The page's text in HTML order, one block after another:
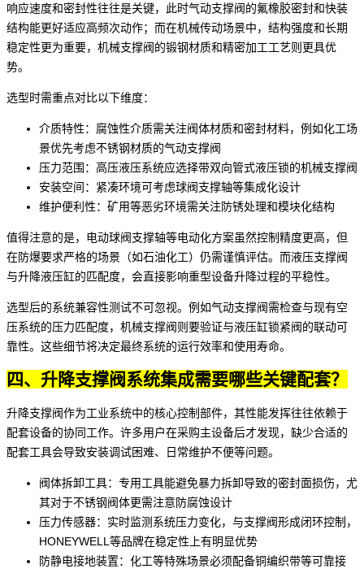
响应速度和密封性往往是关键，此时气动支撑阀的氟橡胶密封和快装
结构能更好适应高频次动作；而在机械传动场景中，结构强度和长期
稳定性更为重要， 机械支撑阀的锻钢材质和精密加工工艺则更具优
势。
选型时需重点对比以下维度：
介质特性：腐蚀性介质需关注阀体材质和密封材料，例如化工场
景优先考虑不锈钢材质的气动支撑阀
压力范围：高压液压系统应选择带双向管式液压锁的机械支撑阀
安装空间：紧凑环境可考虑球阀支撑轴等集成化设计
维护便利性：矿用等恶劣环境需关注防锈处理和模块化结构
值得注意的是， 电动球阀支撑轴等电动化方案虽然控制精度更高，但
在防爆要求严格的场景（如石油化工）仍需谨慎评估。而液压支撑阀
与升降液压缸的匹配度，会直接影响重型设备升降过程的平稳性。
选型后的系统兼容性测试不可忽视。例如气动支撑阀需检查与现有空
压系统的压力匹配度，机械支撑阀则要验证与液压缸锁紧阀的联动可
靠性。这些细节将决定最终系统的运行效率和使用寿命。
四、升降支撑阀系统集成需要哪些关键配套？
升降支撑阀作为工业系统中的核心控制部件，其性能发挥往往依赖于
配套设备的协同工作。许多用户在采购主设备后才发现，缺少合适的
配套工具会导致安装调试困难、日常维护不便等问题。
阀体拆卸工具：专用工具能避免暴力拆卸导致的密封面损伤，尤
其对于不锈钢阀体更需注意防腐蚀设计
压力传感器：实时监测系统压力变化，与支撑阀形成闭环控制，
HONEYWELL等品牌在稳定性上有明显优势
防静电接地装置：化工等特殊场景必须配备铜编织带等可靠接